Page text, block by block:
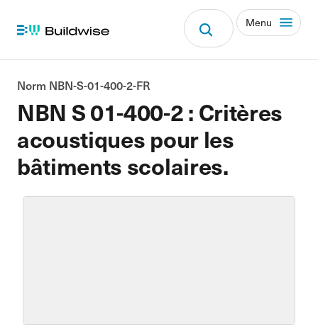
Menu
NBN S 01-400-2 : Critères
acoustiques pour les
bâtiments scolaires.
Norm NBN-S-01-400-2-FR